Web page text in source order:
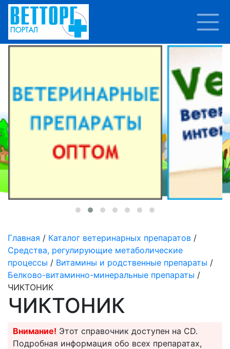
Главная / Каталог ветеринарных препаратов /
Средства, регулирующие метаболические
процессы / Витамины и родственные препараты /
Белково-витаминно-минеральные препараты /
ЧИКТОНИК
ЧИКТОНИК
Внимание! Этот справочник доступен на CD.
Подробная информация обо всех препаратах,